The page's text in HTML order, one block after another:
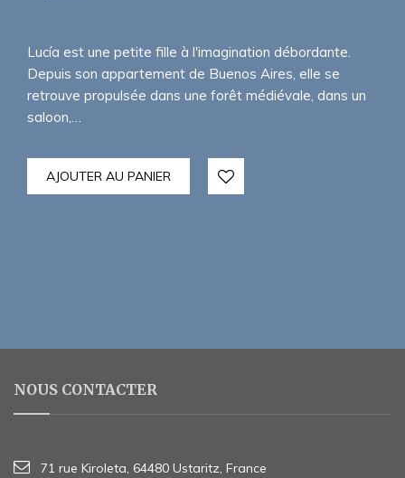
Lucía est une petite fille à l'imagination débordante.
Depuis son appartement de Buenos Aires, elle se
retrouve propulsée dans une forêt médiévale, dans un
saloon,…
AJOUTER AU PANIER
NOUS CONTACTER
71 rue Kiroleta, 64480 Ustaritz, France